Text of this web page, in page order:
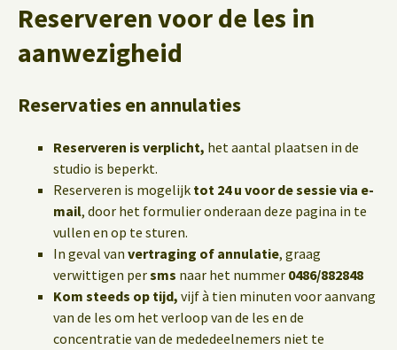
Reserveren voor de les in
aanwezigheid
Reservaties en annulaties
Reserveren is verplicht, het aantal plaatsen in de
studio is beperkt.
Reserveren is mogelijk tot 24 u voor de sessie via e-
mail, door het formulier onderaan deze pagina in te
vullen en op te sturen.
In geval van vertraging of annulatie, graag
verwittigen persms naar het nummer 0486/882848
Kom steeds op tijd, vijf à tien minuten voor aanvang
van de les om het verloop van de les en de
concentratie van de mededeelnemers niet te